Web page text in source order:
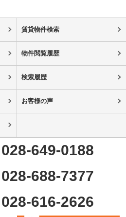
賃貸物件検索
物件閲覧履歴
検索履歴
お客様の声
028-649-0188
028-688-7377
028-616-2626